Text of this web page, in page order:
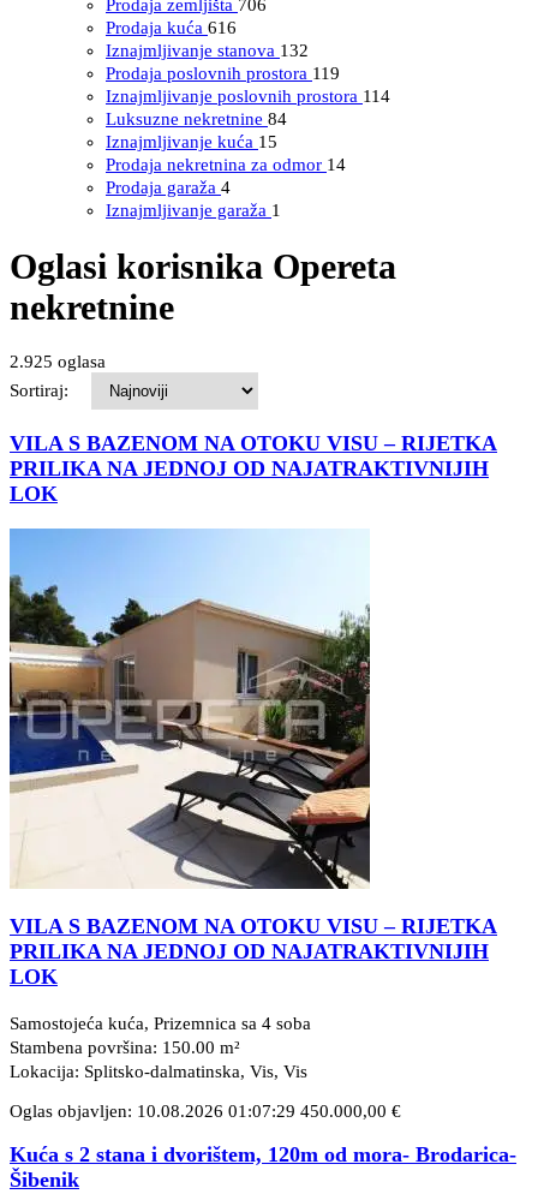
Prodaja zemljišta 706
Prodaja kuća 616
Iznajmljivanje stanova 132
Prodaja poslovnih prostora 119
Iznajmljivanje poslovnih prostora 114
Luksuzne nekretnine 84
Iznajmljivanje kuća 15
Prodaja nekretnina za odmor 14
Prodaja garaža 4
Iznajmljivanje garaža 1
Oglasi korisnika Opereta
nekretnine
2.925 oglasa
Sortiraj:
VILA S BAZENOM NA OTOKU VISU – RIJETKA
PRILIKA NA JEDNOJ OD NAJATRAKTIVNIJIH
LOK
VILA S BAZENOM NA OTOKU VISU – RIJETKA
PRILIKA NA JEDNOJ OD NAJATRAKTIVNIJIH
LOK
Samostojeća kuća, Prizemnica sa 4 soba
Stambena površina: 150.00 m²
Lokacija: Splitsko-dalmatinska, Vis, Vis
Oglas objavljen: 10.08.2026 01:07:29 450.000,00 €
Kuća s 2 stana i dvorištem, 120m od mora- Brodarica-
Šibenik